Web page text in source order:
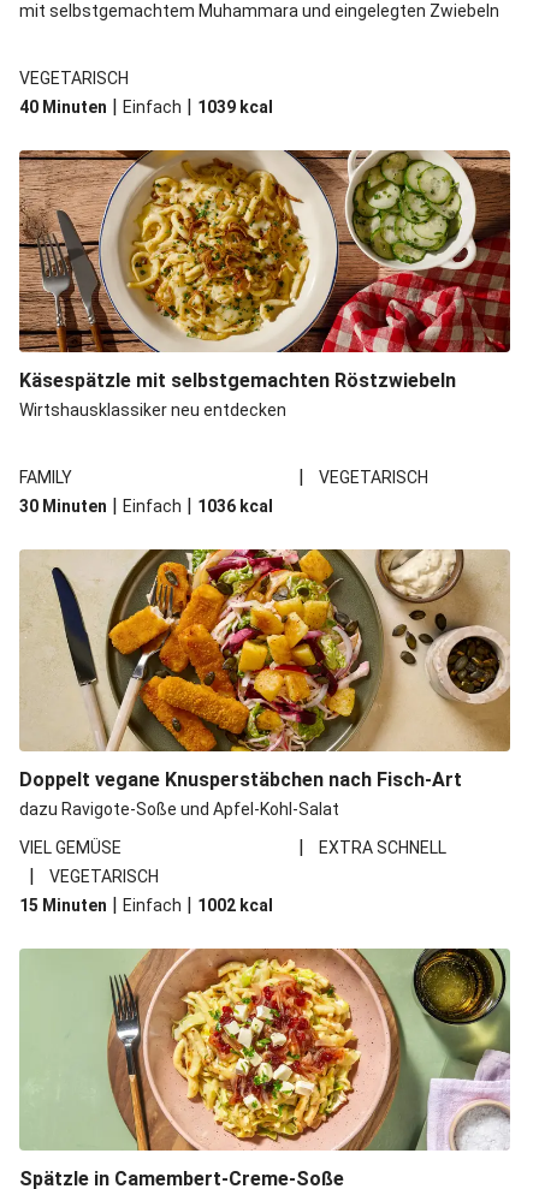
mit selbstgemachtem Muhammara und eingelegten Zwiebeln
VEGETARISCH
40 Minuten | Einfach | 1039 kcal
Käsespätzle mit selbstgemachten Röstzwiebeln
Wirtshausklassiker neu entdecken
FAMILY |
VEGETARISCH
30 Minuten | Einfach | 1036 kcal
Doppelt vegane Knusperstäbchen nach Fisch-Art
dazu Ravigote-Soße und Apfel-Kohl-Salat
VIEL GEMÜSE
| EXTRA SCHNELL
|
VEGETARISCH
15 Minuten | Einfach | 1002 kcal
Spätzle in Camembert-Creme-Soße